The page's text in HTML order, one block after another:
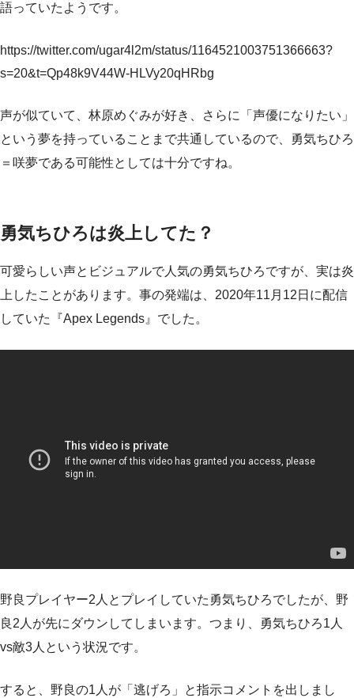
語っていたようです。
https://twitter.com/ugar4l2m/status/1164521003751366663?
s=20&t=Qp48k9V44W-HLVy20qHRbg
声が似ていて、林原めぐみが好き、さらに「声優になりたい」
という夢を持っていることまで共通しているので、勇気ちひろ
＝咲夢である可能性としては十分ですね。
勇気ちひろは炎上してた？
可愛らしい声とビジュアルで人気の勇気ちひろですが、実は炎
上したことがあります。事の発端は、2020年11月12日に配信
していた『Apex Legends』でした。
野良プレイヤー2人とプレイしていた勇気ちひろでしたが、野
良2人が先にダウンしてしまいます。つまり、勇気ちひろ1人
vs敵3人という状況です。
すると、野良の1人が「逃げろ」と指示コメントを出しまし